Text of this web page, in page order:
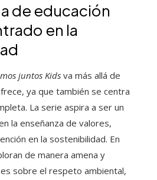
de educación
en la
juntos Kidsva más allá de
ya que también se centra
La serie aspira a ser un
la enseñanza de valores,
en la sostenibilidad. En
de manera amena y
sobre el respeto ambiental,